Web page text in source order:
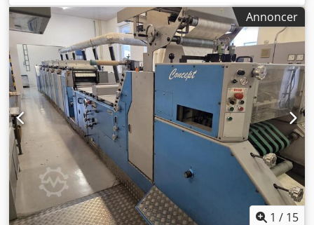
som er blevet installeret men ikke anvendt indtil dags
dato. De har kun kørt i 50 timer til testformål. Ultralyd-
kantsensor POE FX 46: Kompakt ultralydskantsensor med
digital evaluering Uf ølsom over for forurening fra støv
Aflæsning af lydugennemtrængelige materialer som papir,
plast- og metalfolier, uafhængigt af materialets
gennemsigtighed Intern temperaturkompensation for
stabilt arbejdspunkt Statusbjælke til visning af den
aktuelle kantposition eller diagnostik PoE-interface til
dataforbindelse med netværkscentral _____ FR 6011
bredbåndssensor, infrarød: Fri passage 40 mm, med kabel
på 3000 mm og kabelgennemføring Yderligere information
gives gerne ved forespørgsel. Aktuel leveringstid ifølge E+L:
ca. 10-12 uger Vores systemer er straks tilgængelige. Alle
systemer blev funktionskontrolleret 6/1-2026 _____
Annoncer
1 / 15